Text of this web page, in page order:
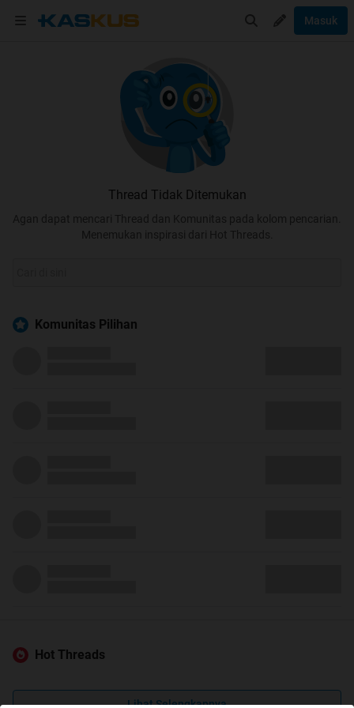
Masuk
Thread Tidak Ditemukan
Agan dapat mencari Thread dan Komunitas pada kolom pencarian.
Menemukan inspirasi dari Hot Threads.
Komunitas Pilihan
Hot Threads
Lihat Selengkapnya